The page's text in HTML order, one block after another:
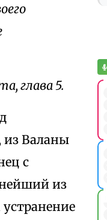
глава 5.
из Валаны
с
из